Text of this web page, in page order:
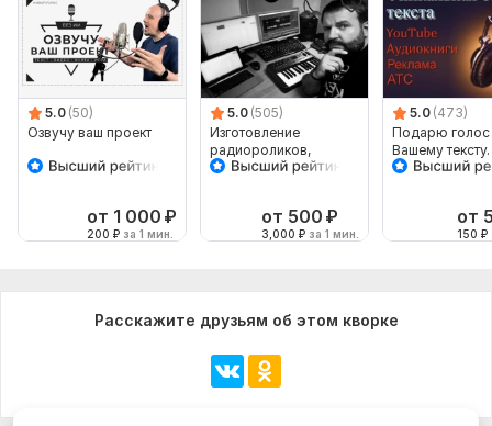
5.0 (50)
Озвучу ваш проект
от 1 000 ₽
200 ₽ за 1 мин.
5.0 (505)
Изготовление
радиороликов,
подкастов, джинглов,
от 500 ₽
3,000 ₽ за 1 мин.
5.0 (473)
Подарю голос
Вашему тексту.
Реклама,
от
150 ₽
Расскажите друзьям об этом кворке